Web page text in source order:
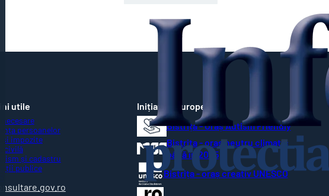
utile
necesare
persoanelor
și impozite
civilă
și cadastru
publice
Inițiative Europene
Bistrița - Oraș Autism Friendly
Bistrița - oraș neutru climatic
până în 2035
Bistrița - oraș creativ UNESCO